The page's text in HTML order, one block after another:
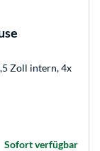
Zoll intern, 4x
Sofort verfügbar